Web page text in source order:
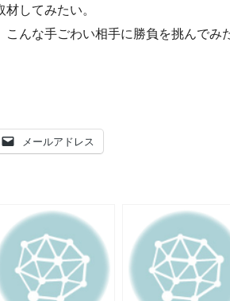
してみたい。
んな手ごわい相手に勝負を挑んでみ
メールアドレス